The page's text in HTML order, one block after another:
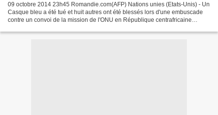
09 octobre 2014 23h45 Romandie.com(AFP) Nations unies (Etats-Unis) - Un
Casque bleu a été tué et huit autres ont été blessés lors d'une embuscade
contre un convoi de la mission de l'ONU en République centrafricaine